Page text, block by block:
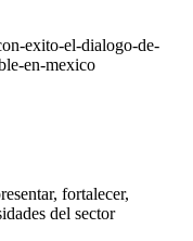
exito-el-dialogo-de-
en-mexico
fortalecer,
del sector